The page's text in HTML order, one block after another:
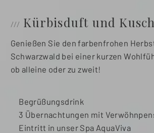
Kürbisduft und
Genießen Sie den farbenfrohen
Schwarzwald bei einer kurzen
ob alleine oder zu zweit!
Begrüßungsdrink
3 Übernachtungen mit
Eintritt in unser Spa AquaViva